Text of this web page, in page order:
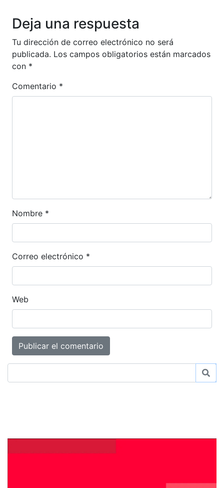
Deja una respuesta
Tu dirección de correo electrónico no será
publicada. Los campos obligatorios están marcados
con *
Comentario *
Nombre *
Correo electrónico *
Web